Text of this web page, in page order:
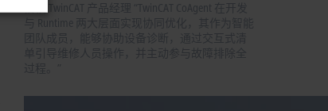
与 Runtime 两大层面实现协同优化，其作为智能